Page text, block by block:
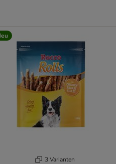
3 Varianten